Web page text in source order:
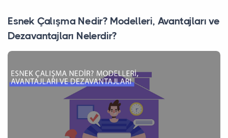
Esnek Çalışma Nedir? Modelleri, Avantajları ve
Dezavantajları Nelerdir?